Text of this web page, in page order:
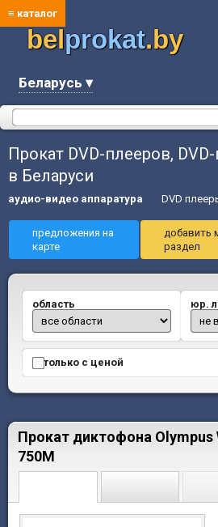
≡ каталог
belprokat.by
Беларусь ▾
Прокат DVD-плееров,
в Беларуси
аудио-видео аппаратура DVD
предложения на
карте
добавить
раздел
область юр.
только с ценой
Прокат диктофона Olympus
750M